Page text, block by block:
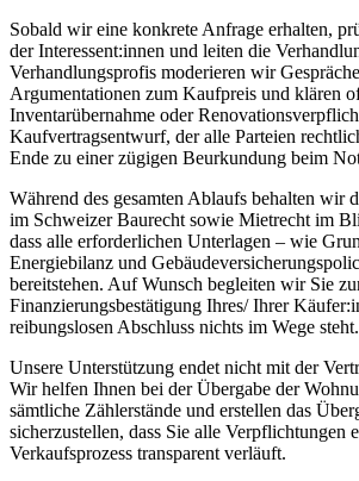
Sobald wir eine konkrete Anfrage erhalten,
der Interessent:innen und leiten die
Verhandlungsprofis moderieren wir
Argumentationen zum Kaufpreis und klären
Inventarübernahme oder
Kaufvertragsentwurf, der alle Parteien
Ende zu einer zügigen Beurkundung beim
Während des gesamten Ablaufs behalten wir
im Schweizer Baurecht sowie Mietrecht im
dass alle erforderlichen Unterlagen – wie
Energiebilanz und
bereitstehen. Auf Wunsch begleiten wir Sie
Finanzierungsbestätigung Ihres/ Ihrer
reibungslosen Abschluss nichts im Wege steht.
Unsere Unterstützung endet nicht mit der
Wir helfen Ihnen bei der Übergabe der
sämtliche Zählerstände und erstellen das
sicherzustellen, dass Sie alle Verpflichtungen
Verkaufsprozess transparent verläuft.